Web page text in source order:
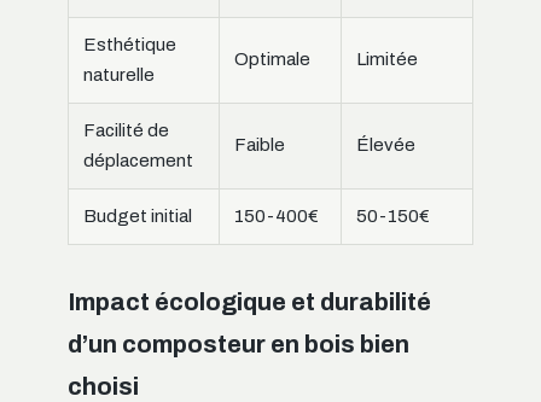
Esthétique
naturelle
Optimale Limitée
Facilité de
déplacement
Faible Élevée
Budget initial 150-400€ 50-150€
Impact écologique et durabilité
d’un composteur en bois bien
choisi